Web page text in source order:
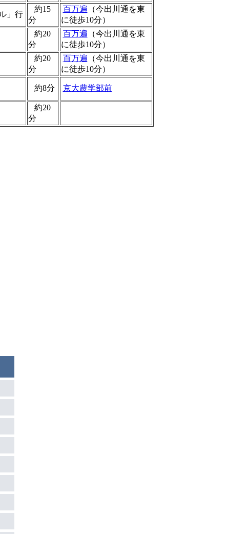
」行
約15
分
百万遍 （今出川通を東
に徒歩10分）
約20
分
百万遍 （今出川通を東
に徒歩10分）
約20
分
百万遍 （今出川通を東
に徒歩10分）
約8分 京大農学部前
約20
分